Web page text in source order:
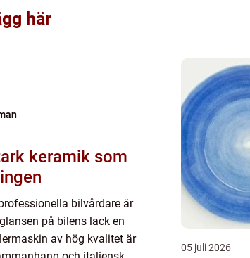
här
keramik som
bilvårdare är
på bilens lack en
av hög kvalitet är
05 juli 2026